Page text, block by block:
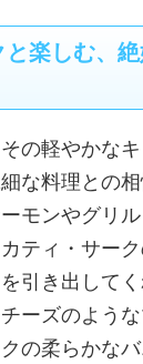
楽しむ、
の軽やかなキ
な料理との相
モンやグリ
ティ・サー
引き出してく
ーズのよう
の柔らかな